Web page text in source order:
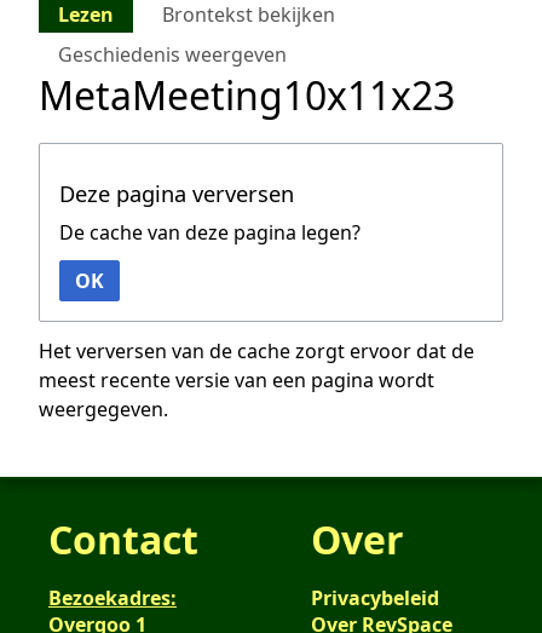
Lezen
Brontekst bekijken
Geschiedenis weergeven
MetaMeeting10x11x23
Deze pagina verversen
De cache van deze pagina legen?
OK
Het verversen van de cache zorgt ervoor dat de
meest recente versie van een pagina wordt
weergegeven.
Contact
Bezoekadres:
Overgoo 1
Over
Privacybeleid
Over RevSpace